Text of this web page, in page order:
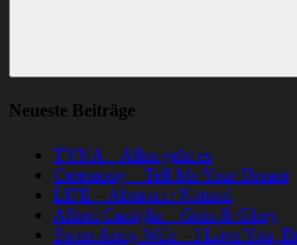
Suchen
Neueste Beiträge
TYNA – Allen geht es
Ceremony – Tell Me Your Dream
LIFE – Abstract / Natural
Albert Castiglia – Grits & Glory
Swiss Army Wife – I Love You,